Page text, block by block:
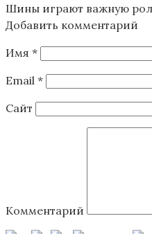
Шины играют важную
Добавить комментарий
Имя *
Email *
Сайт
Комментарий